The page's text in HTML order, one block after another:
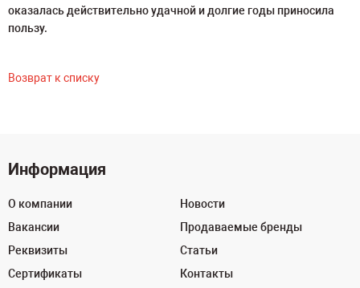
оказалась действительно удачной и долгие годы приносила
пользу.
Возврат к списку
Информация
О компании
Вакансии
Реквизиты
Сертификаты
Новости
Продаваемые бренды
Статьи
Контакты